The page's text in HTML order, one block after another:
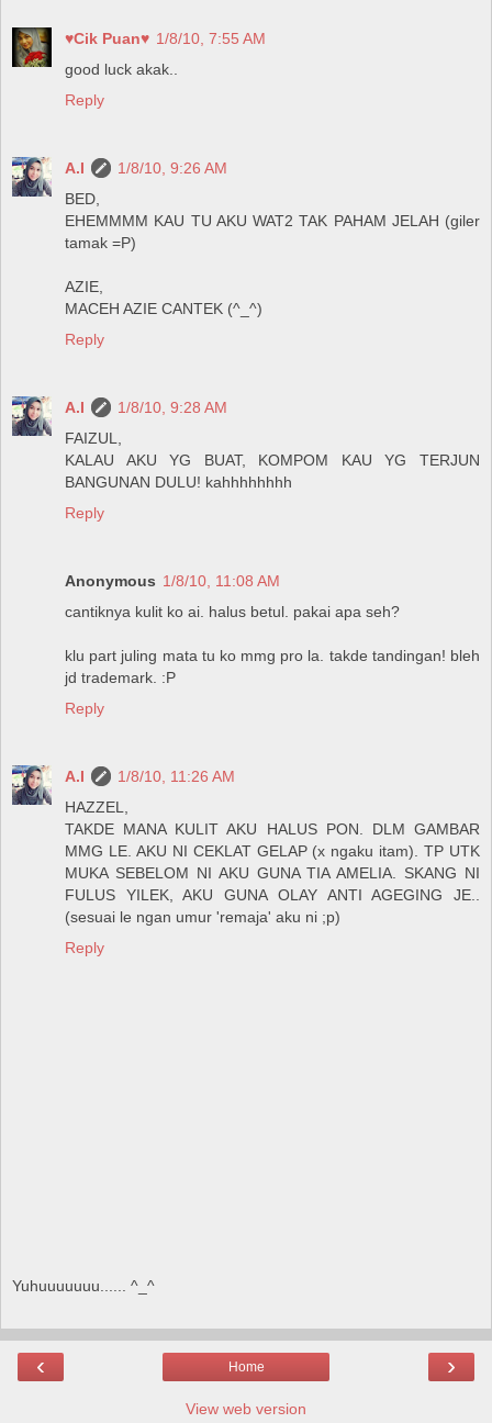
♥Cik Puan♥ 1/8/10, 7:55 AM
good luck akak..
Reply
A.I
1/8/10, 9:26 AM
BED,
EHEMMMM KAU TU AKU WAT2 TAK PAHAM JELAH (giler
tamak =P)
AZIE,
MACEH AZIE CANTEK (^_^)
Reply
A.I
1/8/10, 9:28 AM
FAIZUL,
KALAU AKU YG BUAT, KOMPOM KAU YG TERJUN
BANGUNAN DULU! kahhhhhhhh
Reply
Anonymous 1/8/10, 11:08 AM
cantiknya kulit ko ai. halus betul. pakai apa seh?
klu part juling mata tu ko mmg pro la. takde tandingan! bleh
jd trademark. :P
Reply
A.I
1/8/10, 11:26 AM
HAZZEL,
TAKDE MANA KULIT AKU HALUS PON. DLM GAMBAR
MMG LE. AKU NI CEKLAT GELAP (x ngaku itam). TP UTK
MUKA SEBELOM NI AKU GUNA TIA AMELIA. SKANG NI
FULUS YILEK, AKU GUNA OLAY ANTI AGEGING JE..
(sesuai le ngan umur 'remaja' aku ni ;p)
Reply
Yuhuuuuuuu...... ^_^
‹ ›
Home
View web version